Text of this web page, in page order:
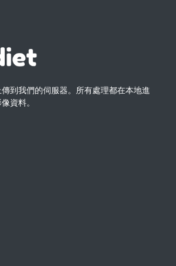
到我們的伺服器。所有處理都在本地進
資料。